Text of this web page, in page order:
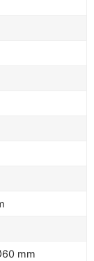
mm